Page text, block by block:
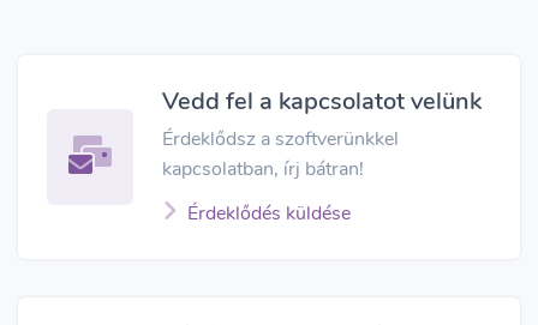
Vedd fel a kapcsolatot velünk
Érdeklődsz a szoftverünkkel
kapcsolatban, írj bátran!
Érdeklődés küldése